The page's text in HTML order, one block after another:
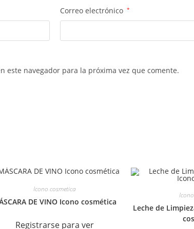
Correo electrónico *
este navegador para la próxima vez que comente.
Icono cosmetica
DE VINO Icono cosmética
Registrarse para ver
Leche de